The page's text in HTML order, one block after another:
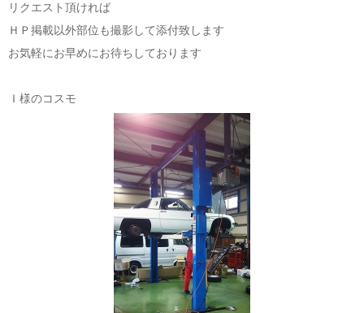
リクエスト頂ければ
ＨＰ掲載以外部位も撮影して添付致します
お気軽にお早めにお待ちしております
Ｉ様のコスモ